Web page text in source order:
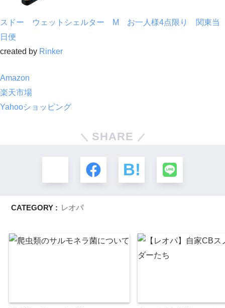
スドー ウェットシェルター M お一人様4点限り 関東当
日便
created by Rinker
Amazon
楽天市場
Yahooショッピング
SHARE
CATEGORY : レオパ